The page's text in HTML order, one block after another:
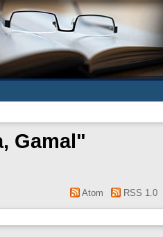
Gamal"
Atom RSS 1.0